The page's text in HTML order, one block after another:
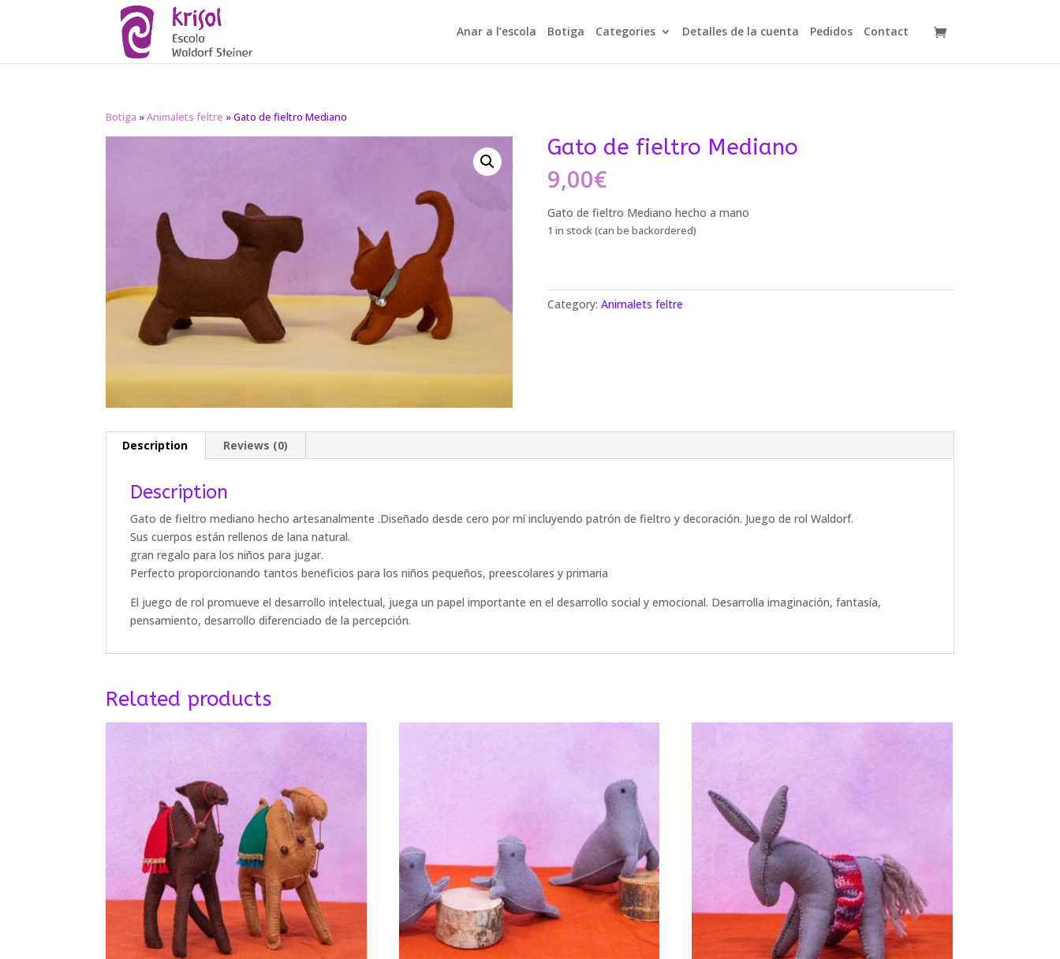
Anar a l’escola Botiga Categories Detalles de la cuenta Pedidos Contact
Botiga »Animalets feltre » Gato de fieltro Mediano
Gato de fieltro Mediano
9,00€
Gato de fieltro Mediano hecho a mano
1 in stock (can be backordered)
Category: Animalets feltre
Description Reviews (0)
Description
Gato de fieltro mediano hecho artesanalmente .Diseñado desde cero por mí incluyendo patrón de fieltro y decoración. Juego de rol Waldorf.
Sus cuerpos están rellenos de lana natural.
gran regalo para los niños para jugar.
Perfecto proporcionando tantos beneficios para los niños pequeños, preescolares y primaria
El juego de rol promueve el desarrollo intelectual, juega un papel importante en el desarrollo social y emocional. Desarrolla imaginación, fantasía,
pensamiento, desarrollo diferenciado de la percepción.
Related products